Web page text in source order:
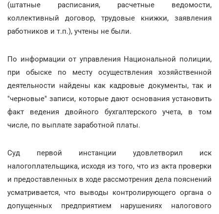
(штатные расписания, расчетные ведомости,
коллективный договор, трудовые книжки, заявления
работников и т.п.), учтены не были.
По информации от управления Национальной полиции,
при обыске по месту осуществления хозяйственной
деятельности найдены как кадровые документы, так и
"черновые" записи, которые дают основания установить
факт ведения двойного бухгалтерского учета, в том
числе, по выплате заработной платы.
Суд первой инстанции удовлетворил иск
налогоплательщика, исходя из того, что из акта проверки
и предоставленных в ходе рассмотрения дела пояснений
усматривается, что выводы контролирующего органа о
допущенных предприятием нарушениях налогового